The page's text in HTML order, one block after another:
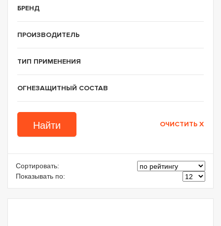
БРЕНД
ПРОИЗВОДИТЕЛЬ
ТИП ПРИМЕНЕНИЯ
ОГНЕЗАЩИТНЫЙ СОСТАВ
Сортировать:
Показывать по: